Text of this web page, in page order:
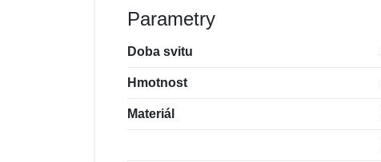
Parametry
Doba svitu
Hmotnost
Materiál